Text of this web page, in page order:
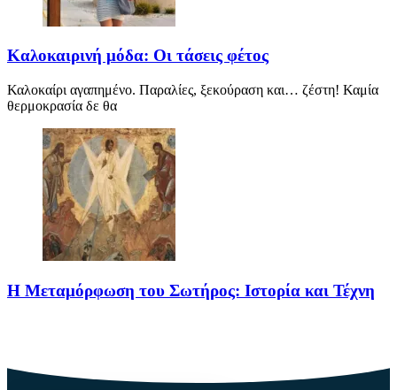
Καλοκαιρινή μόδα: Οι τάσεις φέτος
Καλοκαίρι αγαπημένο. Παραλίες, ξεκούραση και… ζέστη! Καμία
θερμοκρασία δε θα
Η Μεταμόρφωση του Σωτήρος: Ιστορία και Τέχνη